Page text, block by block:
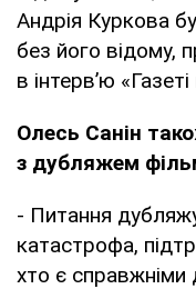
Андрія Куркова
без його відому,
в інтерв’ю
Олесь Санін
з дубляжем
- Питання
катастрофа,
хто є справжніми